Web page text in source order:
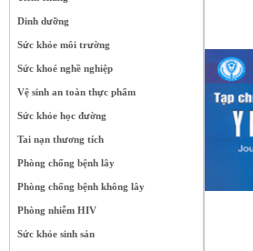
Dinh dưỡng
Sức khỏe môi trường
Sức khoẻ nghề nghiệp
Vệ sinh an toàn thực phẩm
Sức khỏe học đường
Tai nạn thương tích
Phòng chống bệnh lây
Phòng chống bệnh không lây
Phòng nhiễm HIV
Sức khỏe sinh sản